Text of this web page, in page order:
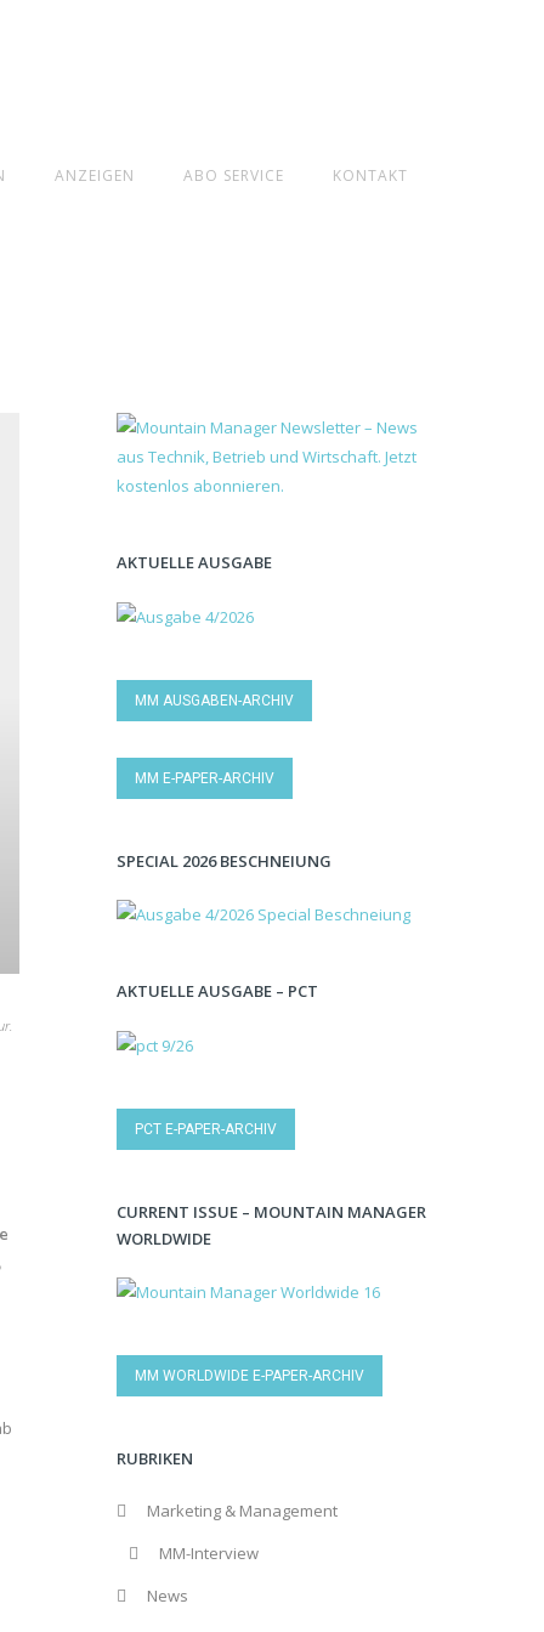
ANZEIGEN ABO SERVICE KONTAKT
AKTUELLE AUSGABE
MM AUSGABEN-ARCHIV
MM E-PAPER-ARCHIV
SPECIAL 2026 BESCHNEIUNG
AKTUELLE AUSGABE – PCT
PCT E-PAPER-ARCHIV
CURRENT ISSUE – MOUNTAIN MANAGER
WORLDWIDE
MM WORLDWIDE E-PAPER-ARCHIV
RUBRIKEN
Marketing & Management
MM-Interview
News